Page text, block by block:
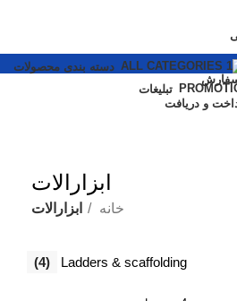
سفارش
دسته بندی محصولات
تبلیغات
و دریافت
New arrivals for floors in your
Expert Advice
ابزارالات
خانه ابزارالات
Ladders & scaffolding
(4)